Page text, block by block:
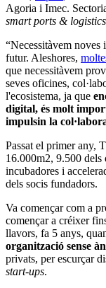
Agoria i Imec.
smart ports & logistics
“Necessitàvem noves
futur. Aleshores,
que necessitàvem
seves oficines,
l'ecosistema, ja que
digital, és molt
impulsin la
Passat el primer any,
16.000m2, 9.500 dels
incubadores i
dels socis fundadors.
Va començar com a
començar a créixer
llavors, fa 5 anys,
organització sense
privats, per escurçar
start-ups.